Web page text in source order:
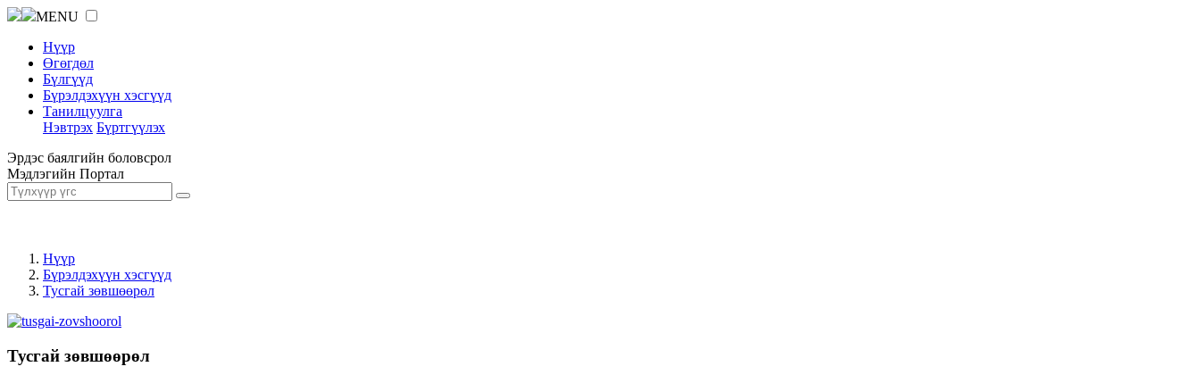
MENU
Нүүр
Өгөгдөл
Бүлгүүд
Бүрэлдэхүүн хэсгүүд
Танилцуулга
Нэвтрэх Бүртгүүлэх
Эрдэс баялгийн боловсрол
Мэдлэгийн Портал
Нүүр
Бүрэлдэхүүн хэсгүүд
Тусгай зөвшөөрөл
Тусгай зөвшөөрөл